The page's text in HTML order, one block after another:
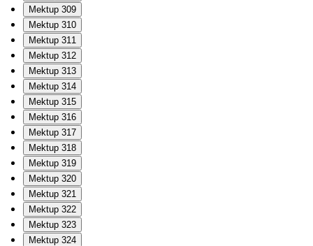
Mektup 309
Mektup 310
Mektup 311
Mektup 312
Mektup 313
Mektup 314
Mektup 315
Mektup 316
Mektup 317
Mektup 318
Mektup 319
Mektup 320
Mektup 321
Mektup 322
Mektup 323
Mektup 324